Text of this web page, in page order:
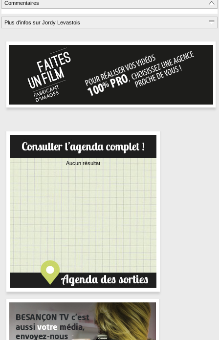
Commentaires
Plus d'infos sur Jordy Levastois
Aucun résultat